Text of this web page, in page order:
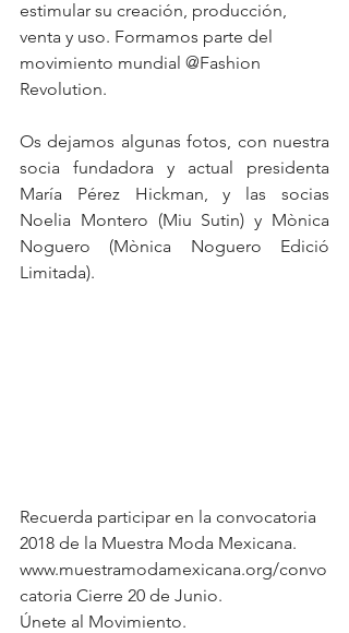
estimular su creación, producción,
venta y uso. Formamos parte del
movimiento mundial @Fashion
Revolution.
Os dejamos algunas fotos, con nuestra
socia fundadora y actual presidenta
María Pérez Hickman, y las socias
Noelia Montero (Miu Sutin) y Mònica
Noguero (Mònica Noguero Edició
Limitada).
Recuerda participar en la convocatoria
2018 de la Muestra Moda Mexicana.
www.muestramodamexicana.org/convo
catoria Cierre 20 de Junio.
Únete al Movimiento.